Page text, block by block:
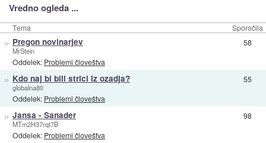
Vredno ogleda ...
Tema Sporočila
» Pregon novinarjev
MrStein
Oddelek: Problemi človeštva
58
» Kdo naj bi bili strici iz ozadja?
globalna80
Oddelek: Problemi človeštva
55
» Jansa - Sanader
MTm2H37rqt7B
Oddelek: Problemi človeštva
98